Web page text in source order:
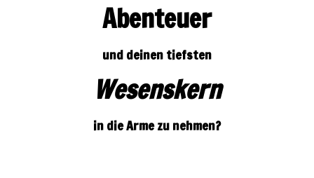
Abenteuer
und deinen tiefsten
Wesenskern
in die Arme zu nehmen?